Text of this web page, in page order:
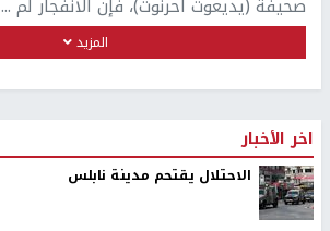
المزيد
اخر الأخبار
الاحتلال يقتحم مدينة نابلس